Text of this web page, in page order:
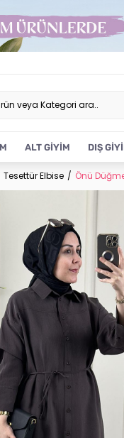
ALT GİYİM DIŞ
Tesettür Elbise Önü